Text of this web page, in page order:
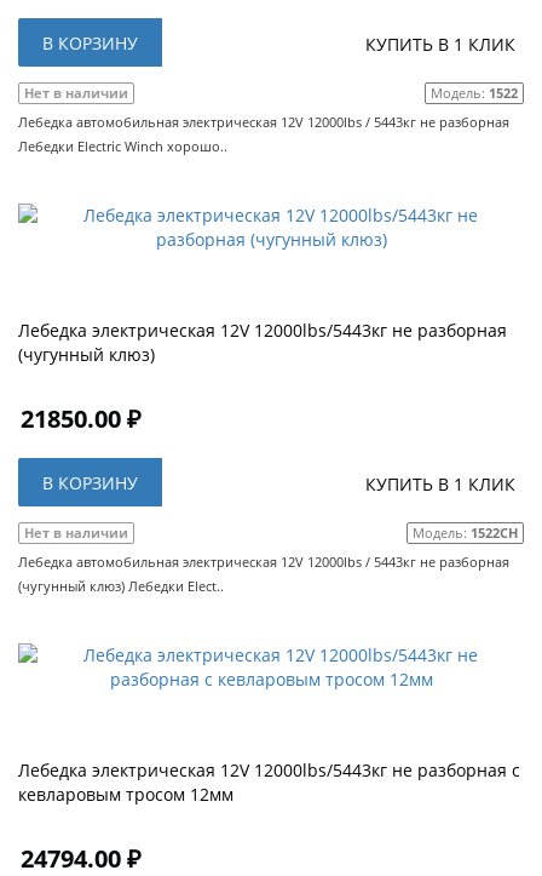
В КОРЗИНУ КУПИТЬ В 1 КЛИК
Нет в наличии Модель: 1522
Лебедка автомобильная электрическая 12V 12000lbs / 5443кг не разборная
Лебедки Electric Winch хорошо..
Лебедка электрическая 12V 12000lbs/5443кг не разборная
(чугунный клюз)
21850.00 ₽
В КОРЗИНУ КУПИТЬ В 1 КЛИК
Нет в наличии Модель: 1522CH
Лебедка автомобильная электрическая 12V 12000lbs / 5443кг не разборная
(чугунный клюз) Лебедки Elect..
Лебедка электрическая 12V 12000lbs/5443кг не разборная с
кевларовым тросом 12мм
24794.00 ₽